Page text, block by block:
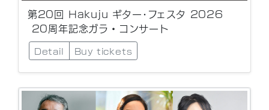
第20回 Hakuju ギター･フェスタ 2026
20周年記念ガラ・コンサート
Detail Buy tickets